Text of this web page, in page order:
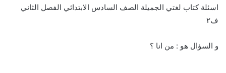
اسئلة كتاب لغتي الجميلة الصف السادس الابتدائي الفصل الثاني
ف٢
و السؤال هو : من انا ؟